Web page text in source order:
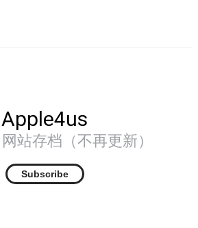
Apple4us
站存档（不再更新）
Subscribe